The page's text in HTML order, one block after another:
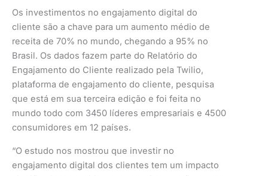
Os investimentos no engajamento digital do
cliente são a chave para um aumento médio de
receita de 70% no mundo, chegando a 95% no
Brasil. Os dados fazem parte do Relatório do
Engajamento do Cliente realizado pela Twilio,
plataforma de engajamento do cliente, pesquisa
que está em sua terceira edição e foi feita no
mundo todo com 3450 líderes empresariais e 4500
consumidores em 12 países.
“O estudo nos mostrou que investir no
engajamento digital dos clientes tem um impacto